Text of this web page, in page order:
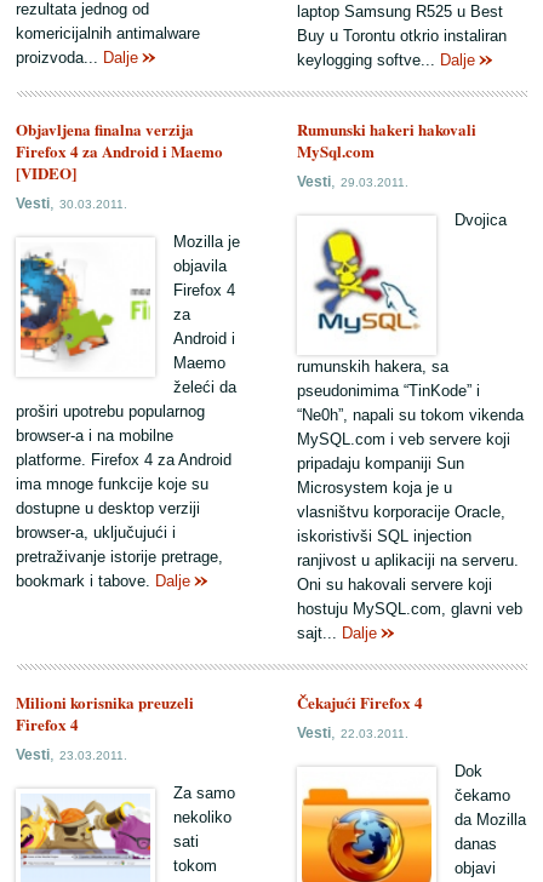
laptop Samsung R525 u Best
Buy u Torontu otkrio instaliran
keylogging softve... Dalje
rezultata jednog od
komericijalnih antimalware
proizvoda... Dalje
Rumunski hakeri hakovali
MySql.com
Vesti,29.03.2011.
Dvojica
rumunskih hakera, sa
pseudonimima “TinKode” i
“Ne0h”, napali su tokom vikenda
MySQL.com i veb servere koji
pripadaju kompaniji Sun
Microsystem koja je u
vlasništvu korporacije Oracle,
iskoristivši SQL injection
ranjivost u aplikaciji na serveru.
Oni su hakovali servere koji
hostuju MySQL.com, glavni veb
sajt... Dalje
Objavljena finalna verzija
Firefox 4 za Android i Maemo
[VIDEO]
Vesti,30.03.2011.
Mozilla je
objavila
Firefox 4
za
Android i
Maemo
želeći da
proširi upotrebu popularnog
browser-a i na mobilne
platforme. Firefox 4 za Android
ima mnoge funkcije koje su
dostupne u desktop verziji
browser-a, uključujući i
pretraživanje istorije pretrage,
bookmark i tabove. Dalje
Čekajući Firefox 4
Vesti,22.03.2011.
Dok
čekamo
da Mozilla
danas
objavi
Milioni korisnika preuzeli
Firefox 4
Vesti,23.03.2011.
Za samo
nekoliko
sati
tokom